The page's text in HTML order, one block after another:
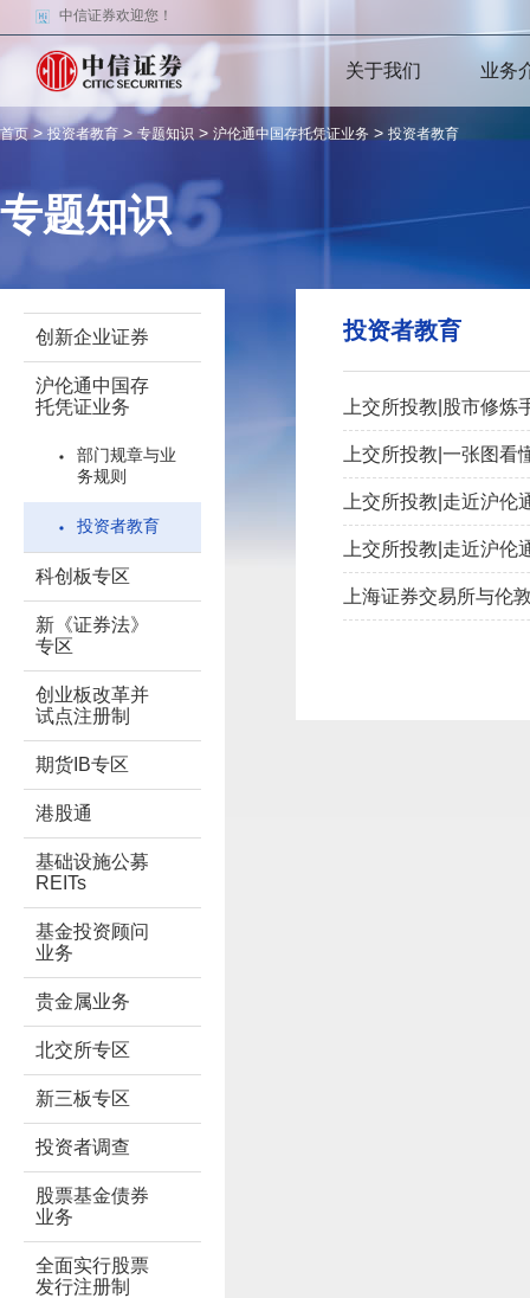
中信证券欢迎您！
关于我们 业务
首页> 投资者教育 > 专题知识 > 沪伦通中国存托凭证业务 > 投资者教育
专题知识
创新企业证券
沪伦通中国存
托凭证业务
部门规章与业
务规则
投资者教育
科创板专区
新《证券法》
专区
创业板改革并
试点注册制
期货IB专区
港股通
基础设施公募
REITs
基金投资顾问
业务
贵金属业务
北交所专区
新三板专区
投资者调查
股票基金债券
业务
全面实行股票
发行注册制
投资者教育
上交所投教|股市修炼
上交所投教|一张图看
上交所投教|走近沪伦
上交所投教|走近沪伦
上海证券交易所与伦